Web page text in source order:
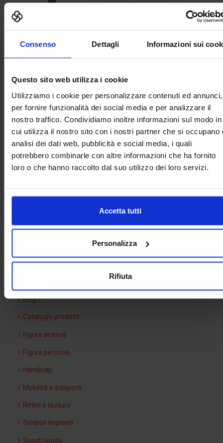
Consenso Dettagli Informazioni sui
Questo sito web utilizza i cookie
Utilizziamo i cookie per personalizzare contenuti ed annunci,
per fornire funzionalità dei social media e per analizzare il
nostro traffico. Condividiamo inoltre informazioni sul modo in
cui utilizza il nostro sito con i nostri partner che si occupano
analisi dei dati web, pubblicità e social media, i quali
potrebbero combinarle con altre informazioni che ha fornito
loro o che hanno raccolto dal suo utilizzo dei loro servizi.
Accetta tutti
Personalizza
Rifiuta
Scrivania
Categorie Blocchi CAD
Arredo urbano
Attrezzature di cantiere
Bagni
Cataloghi prodotti
Figure animali
Figure persone
Handicap
Mobilità e trasporti
Retini e texture
Simboli impianti
Sport/giochi